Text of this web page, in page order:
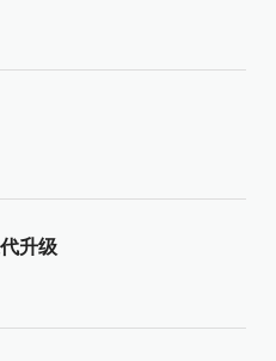
升级